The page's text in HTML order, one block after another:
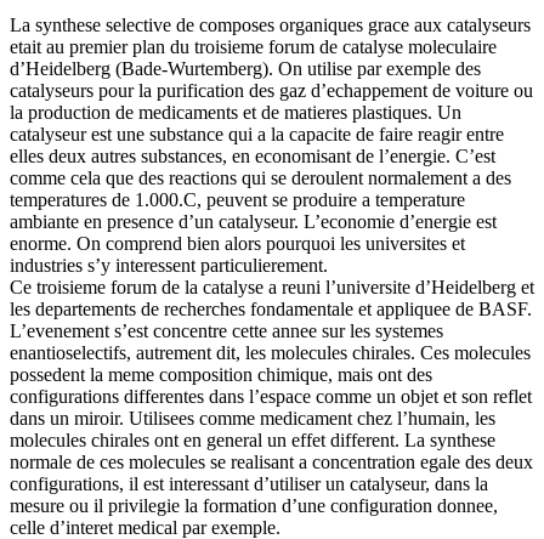
La synthese selective de composes organiques grace aux catalyseurs
etait au premier plan du troisieme forum de catalyse moleculaire
d’Heidelberg (Bade-Wurtemberg). On utilise par exemple des
catalyseurs pour la purification des gaz d’echappement de voiture ou
la production de medicaments et de matieres plastiques. Un
catalyseur est une substance qui a la capacite de faire reagir entre
elles deux autres substances, en economisant de l’energie. C’est
comme cela que des reactions qui se deroulent normalement a des
temperatures de 1.000.C, peuvent se produire a temperature
ambiante en presence d’un catalyseur. L’economie d’energie est
enorme. On comprend bien alors pourquoi les universites et
industries s’y interessent particulierement.
Ce troisieme forum de la catalyse a reuni l’universite d’Heidelberg et
les departements de recherches fondamentale et appliquee de BASF.
L’evenement s’est concentre cette annee sur les systemes
enantioselectifs, autrement dit, les molecules chirales. Ces molecules
possedent la meme composition chimique, mais ont des
configurations differentes dans l’espace comme un objet et son reflet
dans un miroir. Utilisees comme medicament chez l’humain, les
molecules chirales ont en general un effet different. La synthese
normale de ces molecules se realisant a concentration egale des deux
configurations, il est interessant d’utiliser un catalyseur, dans la
mesure ou il privilegie la formation d’une configuration donnee,
celle d’interet medical par exemple.